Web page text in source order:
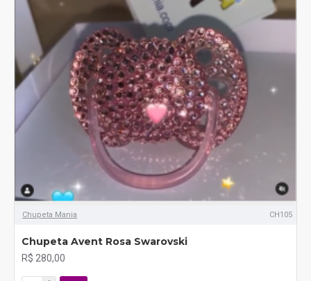
Chupeta Mania CH105
Chupeta Avent Rosa Swarovski
R$ 280,00